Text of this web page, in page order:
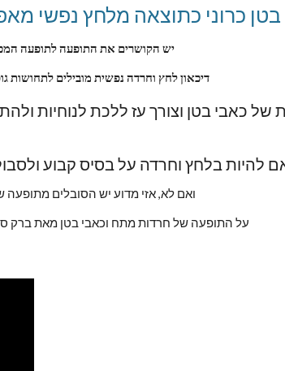
כרוני כתוצאה מלחץ נפשי
יש הקושרים את התופעה לתופעה
דיכאון לחץ וחרדה נפשית מובילים לתחושות
להיות בלחץ וחרדה על בסיס קבוע
ואם לא, אזי מדוע יש הסובלים מתופעה
על התופעה של חרדות מתח וכאבי בטן מאת ברק